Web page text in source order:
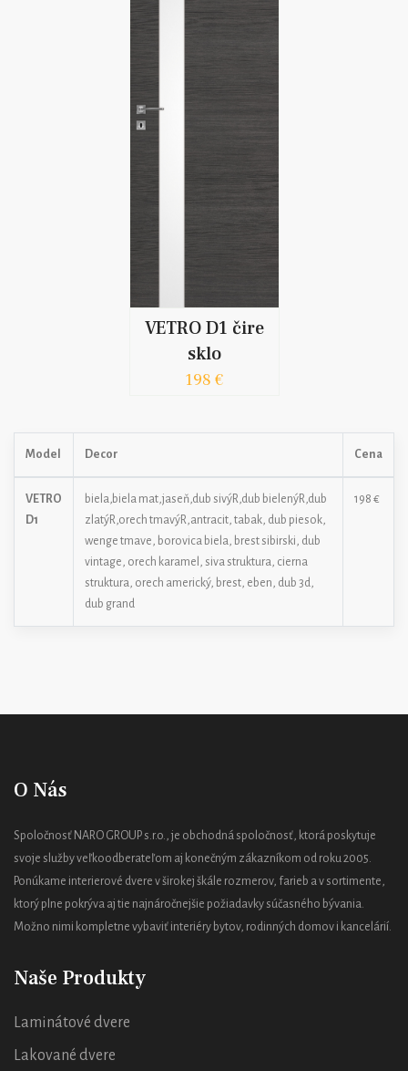
VETRO D1 čire
sklo
198 €
Model Decor Cena
VETRO
D1
biela,biela mat,jaseň,dub sivýR,dub bielenýR,dub
zlatýR,orech tmavýR,antracit, tabak, dub piesok,
wenge tmave, borovica biela, brest sibirski, dub
vintage, orech karamel, siva struktura, cierna
struktura, orech americký, brest, eben, dub 3d,
dub grand
198 €
O Nás
Spoločnosť NARO GROUP s.r.o., je obchodná spoločnosť, ktorá poskytuje
svoje služby veľkoodberateľom aj konečným zákazníkom od roku 2005.
Ponúkame interierové dvere v širokej škále rozmerov, farieb a v sortimente,
ktorý plne pokrýva aj tie najnáročnejšie požiadavky súčasného bývania.
Možno nimi kompletne vybaviť interiéry bytov, rodinných domov i kancelárií.
Naše Produkty
Laminátové dvere
Lakované dvere